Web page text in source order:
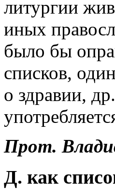
литургии
иных
было бы
списков,
о здравии,
Прот.
Д. как